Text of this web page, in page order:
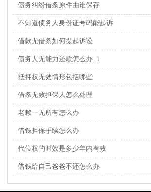
债务纠纷借条原件由谁保存
不知道债务人身份证号码能起诉
借款无借条如何提起诉讼
债务人无能力还款怎么办_1
抵押权无效情形包括哪些
借条无效担保人怎么处理
老赖一无所有怎么办
借钱担保手续怎么办
代位权的时效是多少年内有效
借钱给自己爸爸不还怎么办